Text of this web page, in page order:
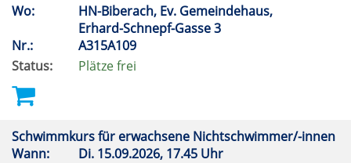
Wo:
HN-Biberach, Ev. Gemeindehaus,
Erhard-Schnepf-Gasse 3
Nr.:
A315A109
Status:
Plätze frei
Schwimmkurs für erwachsene Nichtschwimmer/-innen
Wann:
Di. 15.09.2026, 17.45 Uhr